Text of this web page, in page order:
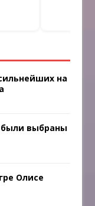
на
были выбраны
Олисе